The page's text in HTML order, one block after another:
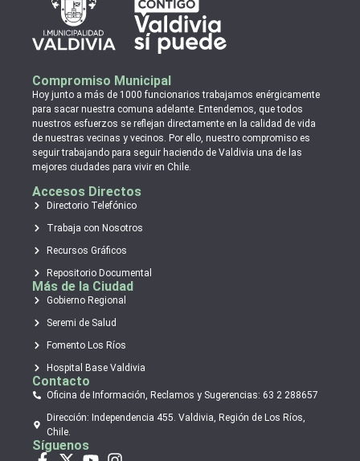
Compromiso Municipal
Hoy junto a más de 1000 funcionarios trabajamos enérgicamente
para sacar nuestra comuna adelante. Entendemos, que todos
nuestros esfuerzos se reflejan directamente en la calidad de vida
de nuestras vecinas y vecinos. Por ello, nuestro compromiso es
seguir trabajando para seguir haciendo de Valdivia una de las
mejores ciudades para vivir en Chile.
Accesos Directos
Directorio Telefónico
Trabaja con Nosotros
Recursos Gráficos
Repositorio Documental
Más de la Ciudad
Gobierno Regional
Seremi de Salud
Fomento Los Ríos
Hospital Base Valdivia
Contacto
Oficina de Información, Reclamos y Sugerencias: 63 2 288657
Dirección: Independencia 455. Valdivia, Región de Los Ríos,
Chile.
Síguenos